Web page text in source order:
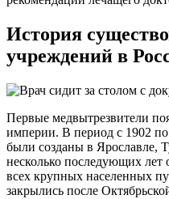
История
учреждений в
Первые медвытрезвители
империи. В период с 1902
были созданы в Ярославле,
несколько последующих лет
всех крупных населенных
закрылись после